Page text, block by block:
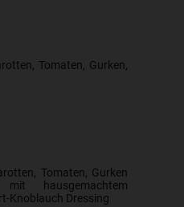
Tomaten, Gurken,
Tomaten, Gurken
hausgemachtem
Knoblauch Dressing